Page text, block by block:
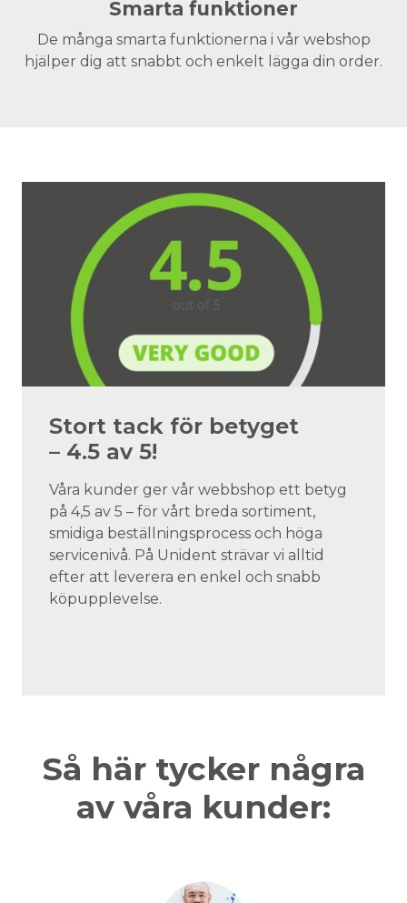
Smarta funktioner
De många smarta funktionerna i vår webshop
hjälper dig att snabbt och enkelt lägga din order.
Stort tack för betyget
– 4.5 av 5!
Våra kunder ger vår webbshop ett betyg
på 4,5 av 5 – för vårt breda sortiment,
smidiga beställningsprocess och höga
servicenivå. På Unident strävar vi alltid
efter att leverera en enkel och snabb
köpupplevelse.
Så här tycker några
av våra kunder: